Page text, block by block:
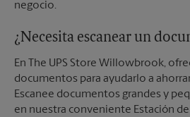
negocio.
¿Necesita escanear un
En The UPS Store Willowbrook,
documentos para ayudarlo a
Escanee documentos grandes y
en nuestra conveniente Estación